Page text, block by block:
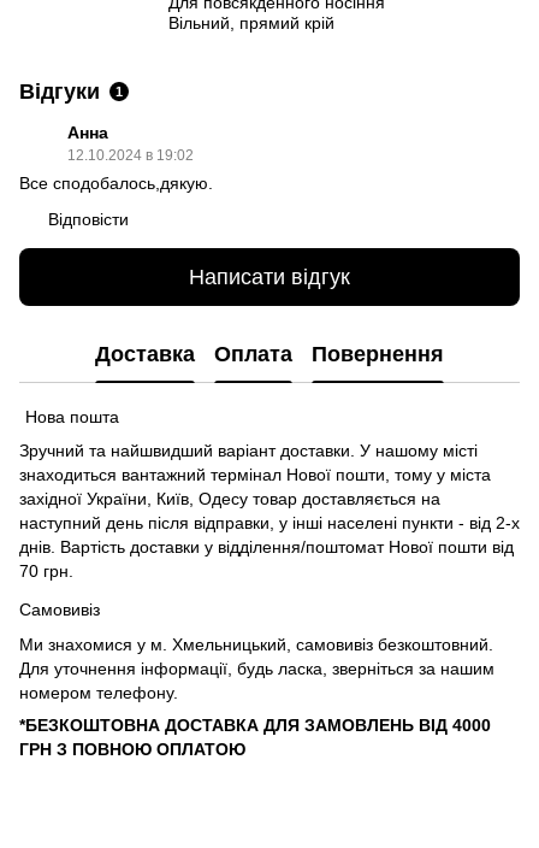
Вільний, прямий крій
Відгуки 1
Анна
12.10.2024 в 19:02
Все сподобалось,дякую.
Відповісти
Написати відгук
Доставка Оплата Повернення
Нова пошта
Зручний та найшвидший варіант доставки. У нашому місті
знаходиться вантажний термінал Нової пошти, тому у міста
західної України, Київ, Одесу товар доставляється на
наступний день після відправки, у інші населені пункти - від 2-х
днів. Вартість доставки у відділення/поштомат Нової пошти від
70 грн.
Самовивіз
Ми знахомися у м. Хмельницький, самовивіз безкоштовний.
Для уточнення інформації, будь ласка, зверніться за нашим
номером телефону.
*БЕЗКОШТОВНА ДОСТАВКА ДЛЯ ЗАМОВЛЕНЬ ВІД 4000
ГРН З ПОВНОЮ ОПЛАТОЮ